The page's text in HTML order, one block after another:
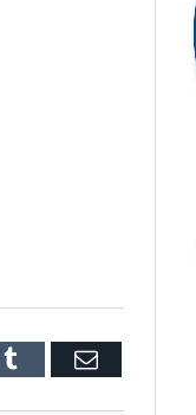
Tumblr Email